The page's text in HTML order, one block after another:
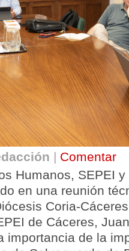
| Comentar
Humanos, SEPEI
en una reunión
Coria-
de Cáceres,
importancia de la